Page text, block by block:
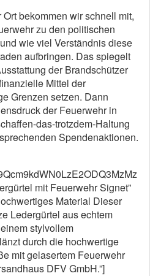
bekommen wir schnell mit,
zu den politischen
wie viel Verständnis diese
aufbringen. Das spiegelt
der Brandschützer
Mittel der
Grenzen setzen. Dann
der Feuerwehr in
das-trotzdem-Haltung
Spendenaktionen.
mit Feuerwehr Signet”
Material Dieser
Ledergürtel aus echtem
stylvollem
durch die hochwertige
mit gelasertem Feuerwehr
DFV GmbH.”]